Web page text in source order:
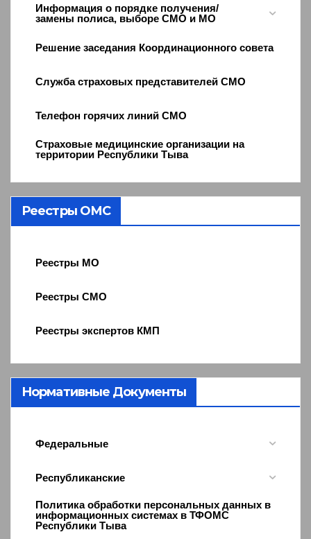
Информация о порядке получения/
замены полиса, выборе СМО и МО
Решение заседания Координационного совета
Служба страховых представителей СМО
Телефон горячих линий СМО
Страховые медицинские организации на
территории Республики Тыва
Реестры ОМС
Реестры МО
Реестры СМО
Реестры экспертов КМП
Нормативные Документы
Федеральные
Республиканские
Политика обработки персональных данных в
информационных системах в ТФОМС
Республики Тыва